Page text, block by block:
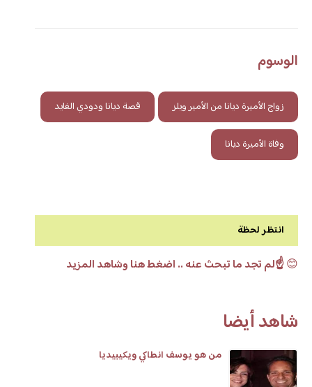
الوسوم
زواج الأميرة ديانا من الأمير ويلز قصة ديانا ودودي الفايد
وفاة الأميرة ديانا
انتظر لحظة
😊☝️لم تجد ما تبحث عنه .. اضغط هنا وشاهد المزيد
شاهد أيضا
من هو يوسف انطاكي ويكيبيديا